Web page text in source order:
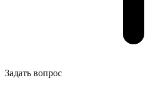
Задать вопрос